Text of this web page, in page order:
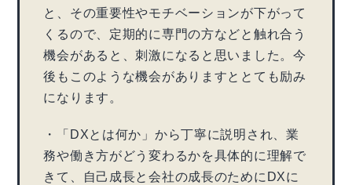
と、その重要性やモチベーションが下がって
くるので、定期的に専門の方などと触れ合う
機会があると、刺激になると思いました。今
後もこのような機会がありますととても励み
になります。
・「DXとは何か」から丁寧に説明され、業
務や働き方がどう変わるかを具体的に理解で
きて、自己成長と会社の成長のためにDXに